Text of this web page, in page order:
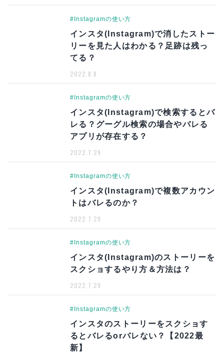
#Instagramの使い方
インスタ(Instagram)で消したストー
リーを見た人はわかる？足跡は残っ
てる？
2022.8.8
#Instagramの使い方
インスタ(Instagram)で検索するとバ
レる？グーグル検索の場合やバレる
アプリが存在する？
2022.7.29
#Instagramの使い方
インスタ(Instagram)で複数アカウン
トはバレるのか？
2022.7.29
#Instagramの使い方
インスタ(Instagram)のストーリーを
スクショするやり方＆方法は？
2022.7.29
#Instagramの使い方
インスタのストーリーをスクショす
るとバレるorバレない？【2022最
新】